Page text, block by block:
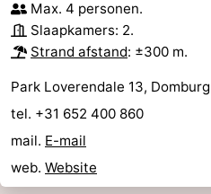
Max. 4 personen.
Slaapkamers: 2.
Strand afstand: ±300 m.
Park Loverendale 13, Domburg
tel. +31 652 400 860
mail. E-mail
web. Website